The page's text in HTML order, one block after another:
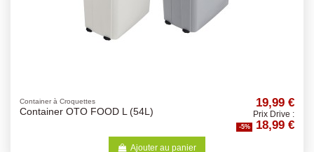
Container à Croquettes
Container OTO FOOD L (54L)
19,99 €
Prix Drive :
-5% 18,99 €
Ajouter au panier